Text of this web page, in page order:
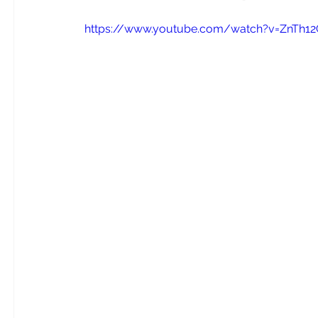
https://www.youtube.com/